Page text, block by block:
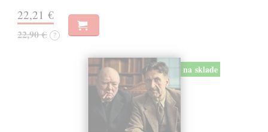
22,21 €
22,90 € ?
na sklade